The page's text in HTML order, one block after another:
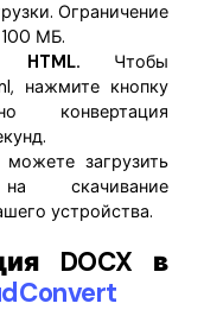
Ограничение
100 МБ.
HTML. Чтобы
нажмите кнопку
конвертация
загрузить
скачивание
устройства.
DOCX в